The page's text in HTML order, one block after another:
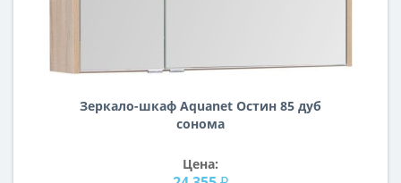
Зеркало-шкаф Aquanet Остин 85 дуб
сонома
Цена: